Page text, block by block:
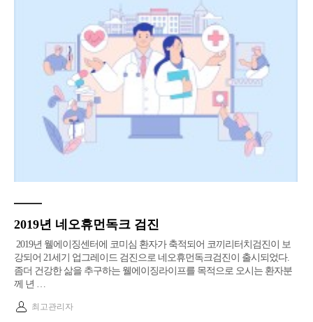
2019년 네오휴먼독크 검진
2019년 웰에이징센터에 코미심 환자가 축적되어 코끼리터치검진이 보
강되어 21세기 업그레이드 검진으로 네오휴먼독크검진이 출시되었다.
좀더 건강한 삶을 추구하는 웰에이징라이프를 목적으로 오시는 환자분
께 년 …
최고관리자